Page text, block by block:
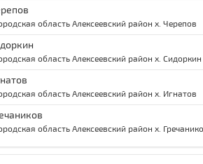
область Алексеевский район х. Черепов
область Алексеевский район х. Сидоркин
область Алексеевский район х. Игнатов
область Алексеевский район х.